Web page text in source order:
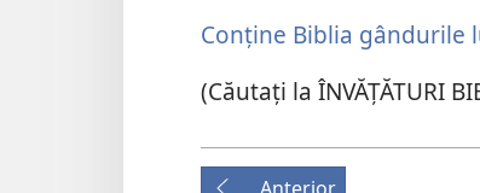
Conține Biblia gândurile
(Căutați la ÎNVĂȚĂTURI